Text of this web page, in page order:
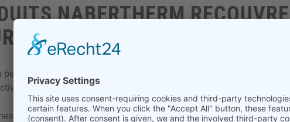
NABERTHERM RECOUVRE
sur verre, porcelaine ou fusing
de passe-temps
industriels et artisanaux